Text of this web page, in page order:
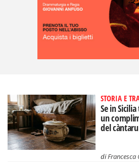
STORIA E
Se in
un
del càntaru
diFrancesca